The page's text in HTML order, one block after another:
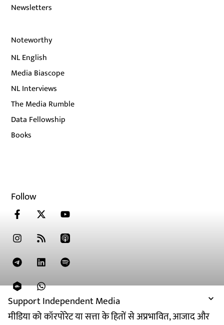
Support Independent Media
मीडिया को कॉरपोरेट या सत्ता के हितों से अप्रभावित, आजाद और
Newsletters
Noteworthy
NL English
Media Biascope
NL Interviews
The Media Rumble
Data Fellowship
Books
Follow